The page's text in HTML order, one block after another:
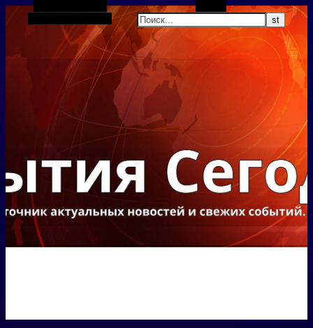
Боковая панель